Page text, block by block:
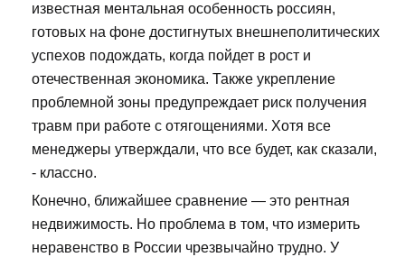
известная ментальная особенность россиян,
готовых на фоне достигнутых внешнеполитических
успехов подождать, когда пойдет в рост и
отечественная экономика. Также укрепление
проблемной зоны предупреждает риск получения
травм при работе с отягощениями. Хотя все
менеджеры утверждали, что все будет, как сказали,
- классно.
Конечно, ближайшее сравнение — это рентная
недвижимость. Но проблема в том, что измерить
неравенство в России чрезвычайно трудно. У